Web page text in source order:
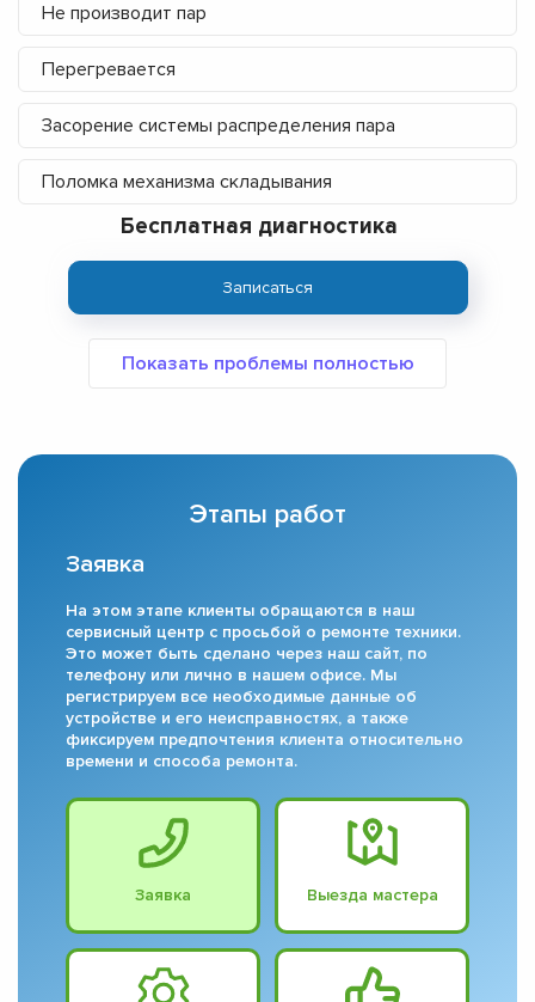
Не производит пар
Перегревается
Засорение системы распределения пара
Поломка механизма складывания
Бесплатная диагностика
Записаться
Этапы работ
Заявка
На этом этапе клиенты обращаются в наш
сервисный центр с просьбой о ремонте техники.
Это может быть сделано через наш сайт, по
телефону или лично в нашем офисе. Мы
регистрируем все необходимые данные об
устройстве и его неисправностях, а также
фиксируем предпочтения клиента относительно
времени и способа ремонта.
Заявка Выезда мастера